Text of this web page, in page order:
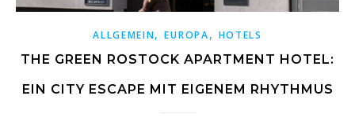
ALLGEMEIN,EUROPA, HOTELS
THE GREEN ROSTOCK APARTMENT HOTEL:
EIN CITY ESCAPE MIT EIGENEM RHYTHMUS